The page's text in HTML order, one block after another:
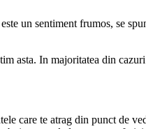
un sentiment frumos, se
asta. In majoritatea din
care te atrag din punct de